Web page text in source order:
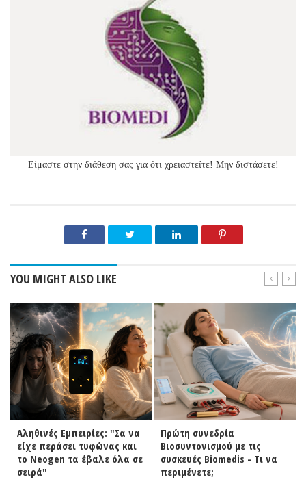
Είμαστε στην διάθεση σας για ότι χρειαστείτε! Μην διστάσετε!
YOU MIGHT ALSO LIKE
Αληθινές Εμπειρίες: "Σα να
είχε περάσει τυφώνας και
το Neogen τα έβαλε όλα σε
σειρά"
Πρώτη συνεδρία
Βιοσυντονισμού με τις
συσκευές Biomedis - Τι να
περιμένετε;